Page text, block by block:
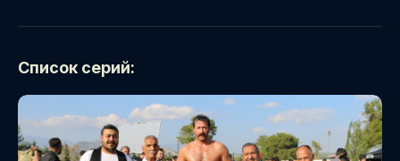
Список серий: